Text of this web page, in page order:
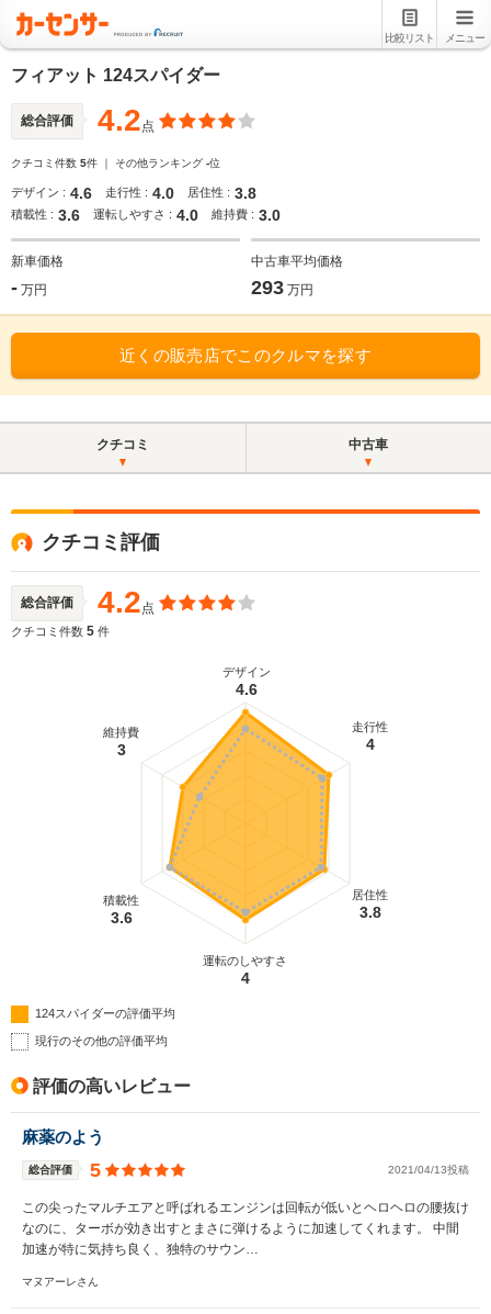
比較リスト メニュー
フィアット 124スパイダー
総合評価 4.2点
クチコミ件数 5件 ｜ その他ランキング -位
デザイン : 4.6 走行性 : 4.0 居住性 : 3.8
積載性 : 3.6 運転しやすさ : 4.0 維持費 : 3.0
新車価格
- 万円
中古車平均価格
293 万円
近くの販売店でこのクルマを探す
クチコミ 中古車
クチコミ評価
総合評価 4.2点
クチコミ件数 5 件
デザイン
4.6
走行性
4
居住性
3.8
運転のしやすさ
4
積載性
3.6
維持費
3
124スパイダーの評価平均
現行のその他の評価平均
評価の高いレビュー
麻薬のよう
総合評価 5 2021/04/13投稿
この尖ったマルチエアと呼ばれるエンジンは回転が低いとヘロヘロの腰抜け
なのに、ターボが効き出すとまさに弾けるように加速してくれます。 中間
加速が特に気持ち良く、独特のサウン…
マヌアーレさん